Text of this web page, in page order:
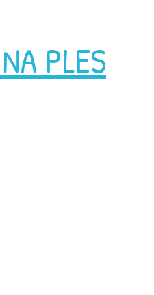
PLES